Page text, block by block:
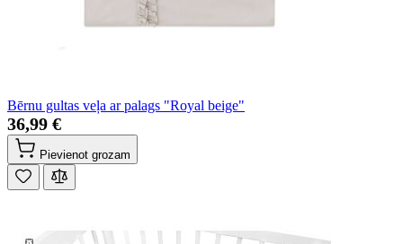
Bērnu gultas veļa ar palags "Royal beige"
36,99 €
Pievienot grozam